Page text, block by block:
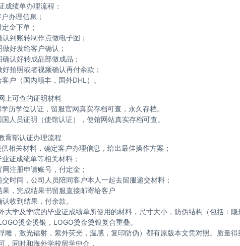
成绩单办理流程：
办理信息；
金下单；
到账转制作点做电子图；
好发给客户确认；
认好转成品部做成品；
拍照或者视频确认再付余款；
户（国内顺丰，国外DHL）。
上可查的证明材料
历学位认证，留服官网真实存档可查，永久存档。
人员证明（使馆认证），使馆网站真实存档可查。
育部认证办理流程
相关材料，确定客户办理信息，给出最佳操作方案；
证成绩单等相关材料；
注册申请账号，付定金；
时间，公司人员陪同客户本人一起去留服递交材料；
果，完成结果书留服直接邮寄给客户
收到结果，付余款。
大学及学院的毕业证成绩单所使用的材料，尺寸大小，防伪结构（包括：
烫金烫银，LOGO烫金烫银复合重叠。
雕，激光镭射，紫外荧光，温感，复印防伪）都有原版本文凭对照。质量
，同时和海外学校留学中介，